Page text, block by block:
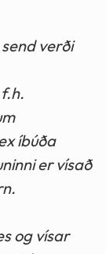
verði
íbúða
er vísað
og vísar